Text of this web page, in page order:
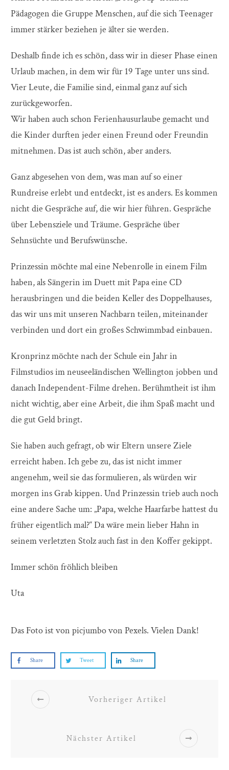
Pädagogen die Gruppe Menschen, auf die sich Teenager
immer stärker beziehen je älter sie werden.
Deshalb finde ich es schön, dass wir in dieser Phase einen
Urlaub machen, in dem wir für 19 Tage unter uns sind.
Vier Leute, die Familie sind, einmal ganz auf sich
zurückgeworfen.
Wir haben auch schon Ferienhausurlaube gemacht und
die Kinder durften jeder einen Freund oder Freundin
mitnehmen. Das ist auch schön, aber anders.
Ganz abgesehen von dem, was man auf so einer
Rundreise erlebt und entdeckt, ist es anders. Es kommen
nicht die Gespräche auf, die wir hier führen. Gespräche
über Lebensziele und Träume. Gespräche über
Sehnsüchte und Berufswünsche.
Prinzessin möchte mal eine Nebenrolle in einem Film
haben, als Sängerin im Duett mit Papa eine CD
herausbringen und die beiden Keller des Doppelhauses,
das wir uns mit unseren Nachbarn teilen, miteinander
verbinden und dort ein großes Schwimmbad einbauen.
Kronprinz möchte nach der Schule ein Jahr in
Filmstudios im neuseeländischen Wellington jobben und
danach Independent-Filme drehen. Berühmtheit ist ihm
nicht wichtig, aber eine Arbeit, die ihm Spaß macht und
die gut Geld bringt.
Sie haben auch gefragt, ob wir Eltern unsere Ziele
erreicht haben. Ich gebe zu, das ist nicht immer
angenehm, weil sie das formulieren, als würden wir
morgen ins Grab kippen. Und Prinzessin trieb auch noch
eine andere Sache um: „Papa, welche Haarfarbe hattest du
früher eigentlich mal?“ Da wäre mein lieber Hahn in
seinem verletzten Stolz auch fast in den Koffer gekippt.
Immer schön fröhlich bleiben
Uta
Das Foto ist von picjumbo von Pexels. Vielen Dank!
Share Tweet Share
Vorheriger Artikel
Nächster Artikel